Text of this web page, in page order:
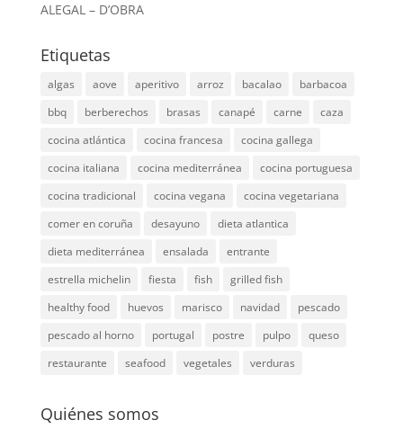
ALEGAL – D’OBRA
Etiquetas
algas aove aperitivo arroz bacalao
barbacoa
bbq
berberechos brasas canapé carne
caza
cocina atlántica
cocina francesa
cocina gallega
cocina italiana
cocina mediterránea
cocina portuguesa
cocina tradicional
cocina vegana
cocina vegetariana
comer en coruña
desayuno
dieta atlantica
dieta mediterránea
ensalada
entrante
estrella michelin
fiesta fish
grilled fish
healthy food
huevos marisco navidad
pescado
pescado al horno
portugal postre pulpo
queso
restaurante
seafood vegetales verduras
Quiénes somos